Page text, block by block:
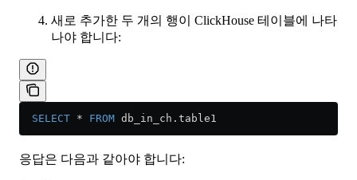
새로 추가한 두 개의 행이 ClickHouse 테이블에 나타
나야 합니다:
  SELECT
* FROM db_in_ch . table1
응답은 다음과 같아야 합니다: